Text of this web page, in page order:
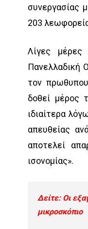
συνεργασίας
203
Λίγες
Πανελλαδική
τον
δοθεί μέρος
ιδιαίτερα
απευθείας
αποτελεί
ισονομίας».
Δείτε: Οι
μικροσκόπιο